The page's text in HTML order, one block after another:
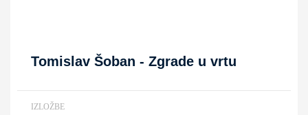
Tomislav Šoban - Zgrade u vrtu
IZLOŽBE